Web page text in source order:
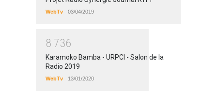
WebTv 03/04/2019
8 736
Karamoko Bamba - URPCI - Salon de la
Radio 2019
WebTv 13/01/2020